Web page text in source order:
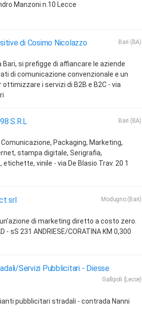
Manzoni n.10 Lecce
di Cosimo Nicolazzo
Bari (BA)
Bari, si prefigge di affiancare le aziende
di comunicazione convenzionale e un
i servizi di B2B e B2C - via
S.R.L
Bari (BA)
Packaging, Marketing,
stampa digitale, Serigrafia,
vinile - via De Blasio Trav. 20 1
srl
Modugno (Bari)
di marketing diretto a costo zero.
- sS 231 ANDRIESE/CORATINA KM 0,300
Servizi Pubblicitari - Diesse
Gallipoli (Lecce)
pubblicitari stradali - contrada Nanni